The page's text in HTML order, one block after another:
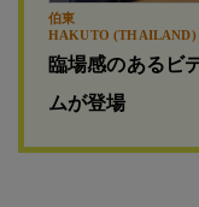
伯東
HAKUTO (THAILAND)
臨場感のあるビ
ムが登場